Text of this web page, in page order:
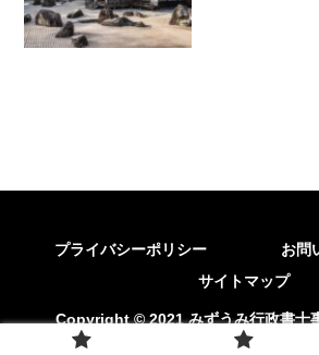
プライバシーポリシー
お問
サイトマップ
Copyright © 2021 みずうみ行政書士
Reserved.